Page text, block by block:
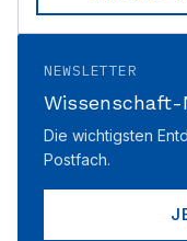
NEWSLETTER
Die wichtigsten
Postfach.